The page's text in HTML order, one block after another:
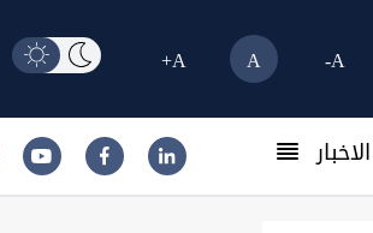
A-
A
A+